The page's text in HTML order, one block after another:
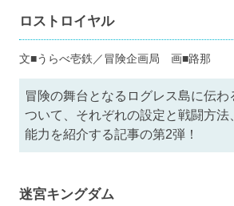
ロストロイヤル
文■うらべ壱鉄／冒険企画局 画■路那
冒険の舞台となるログレス島に伝わ
ついて、それぞれの設定と戦闘方法
能力を紹介する記事の第2弾！
迷宮キングダム